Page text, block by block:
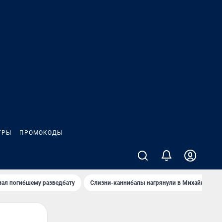
ПРОМОКОДЫ
погибшему разведбату Слизни-каннибалы нагрянули в Михайлов